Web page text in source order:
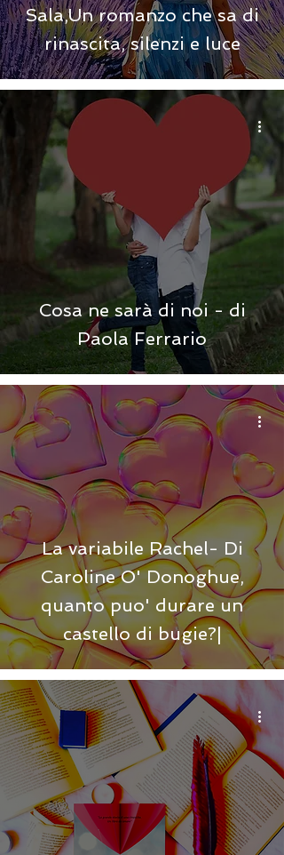
Sala,Un romanzo che sa di
rinascita, silenzi e luce
Cosa ne sarà di noi - di
Paola Ferrario
La variabile Rachel- Di
Caroline O' Donoghue,
quanto puo' durare un
castello di bugie?|